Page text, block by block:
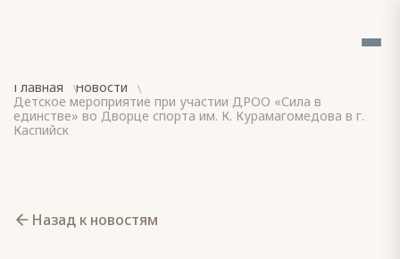
Главная
Новости
Детское мероприятие при участии ДРОО «Сила в
единстве» во Дворце спорта им. К. Курамагомедова в г.
Каспийск
Назад к новостям